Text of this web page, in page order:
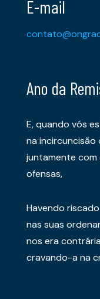
E-mail
Ano da
E, quando vós
na incircuncisão
juntamente
ofensas,
Havendo
nas suas
nos era
cravando-a na